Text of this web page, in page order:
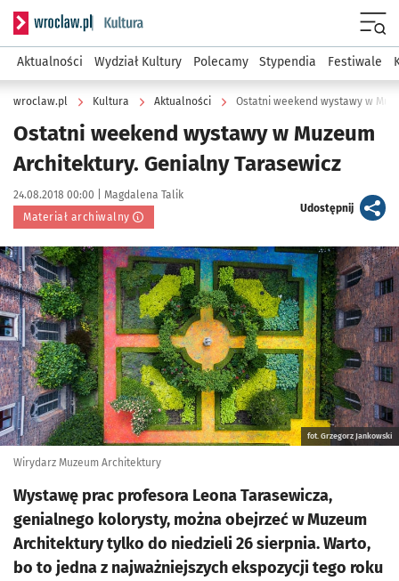
Serwis informacyjny wroclaw.pl podserwis: Kultura
Aktualności Wydział Kultury Polecamy Stypendia Festiwale
wroclaw.pl Kultura Aktualności Ostatni weekend wystawy w
Ostatni weekend wystawy w Muzeum
Architektury. Genialny Tarasewicz
Data publikacji:
24.08.2018 00:00 | Autor:
Magdalena Talik
Materiał archiwalny
Udostępnijartykuł
Kliknij, aby powiększyć
fot. Grzegorz Jankowski
Wirydarz Muzeum Architektury
Wystawę prac profesora Leona Tarasewicza,
genialnego kolorysty, można obejrzeć w Muzeum
Architektury tylko do niedzieli 26 sierpnia. Warto,
bo to jedna z najważniejszych ekspozycji tego roku